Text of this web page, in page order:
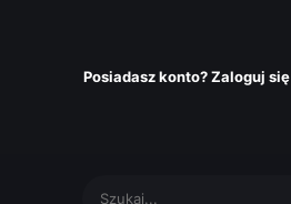
Posiadasz konto? Zaloguj się